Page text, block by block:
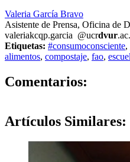
Valeria García Bravo
Asistente de Prensa, Oficina de
valeriakcqp.garcia @ucrdvur
Etiquetas: #consumoconsciente,
alimentos, compostaje, fao,
Comentarios:
Artículos Similares: